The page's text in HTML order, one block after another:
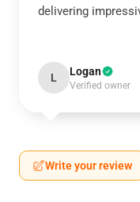
delivering
L Logan
Verified owner
Write your review